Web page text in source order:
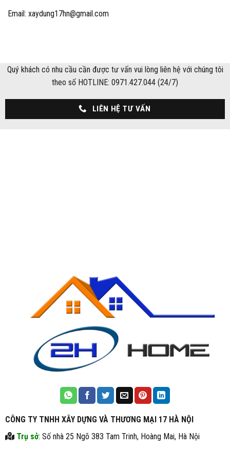
Email: xaydung17hn@gmail.com
Quý khách có nhu cầu cần được tư vấn vui lòng liên hệ với chúng tôi
theo số HOTLINE: 0971.427.044 (24/7)
LIÊN HỆ TƯ VẤN
CÔNG TY TNHH XÂY DỰNG VÀ THƯƠNG MẠI 17 HÀ NỘI
Trụ sở: Số nhà 25 Ngõ 383 Tam Trinh, Hoàng Mai, Hà Nội